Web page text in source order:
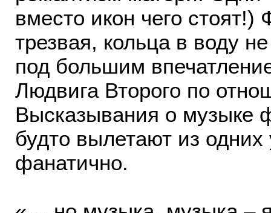
вместо икон чего стоят!)
трезвая, кольца в воду
под большим
Людвига Второго по
Высказывания о музыке
будто вылетают из
фанатично.